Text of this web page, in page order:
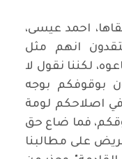
احمد عيسى،
انهم مثل
لكننا نقول لا
بوقوفكم بوجه
في اصلاحكم لومة
فما ضاع حق
على مطالبنا